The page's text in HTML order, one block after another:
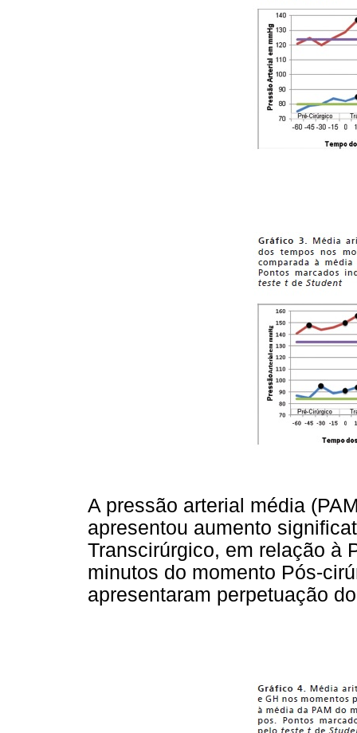
A pressão arterial média
apresentou aumento
Transcirúrgico, em relação à
minutos do momento Pós-
apresentaram perpetuação